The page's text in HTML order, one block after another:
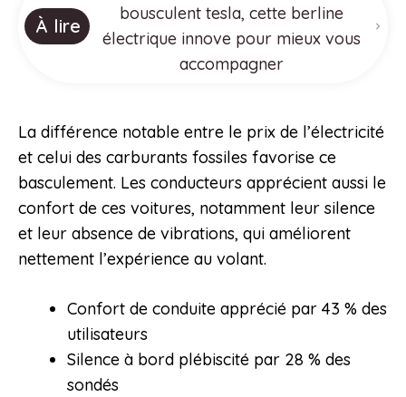
À lire
bousculent tesla, cette berline
électrique innove pour mieux vous
accompagner
La différence notable entre le prix de l’électricité
et celui des carburants fossiles favorise ce
basculement. Les conducteurs apprécient aussi le
confort de ces voitures, notamment leur silence
et leur absence de vibrations, qui améliorent
nettement l’expérience au volant.
Confort de conduite apprécié par 43 % des
utilisateurs
Silence à bord plébiscité par 28 % des
sondés